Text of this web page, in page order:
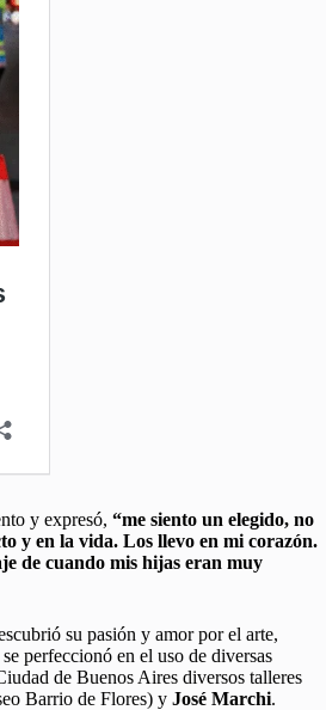
y expresó, “me siento un elegido, no
y en la vida. Los llevo en mi corazón.
de cuando mis hijas eran muy
su pasión y amor por el arte,
perfeccionó en el uso de diversas
de Buenos Aires diversos talleres
Barrio de Flores) y José Marchi.